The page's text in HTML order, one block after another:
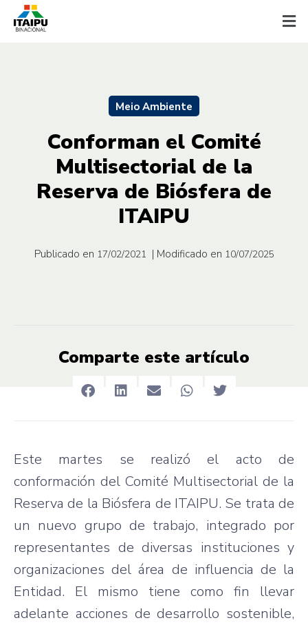
Meio Ambiente
Conforman el Comité
Multisectorial de la
Reserva de Biósfera de
ITAIPU
Publicado en 17/02/2021 | Modificado en 10/07/2025
Comparte este artículo
Este martes se realizó el acto de
conformación del Comité Multisectorial de la
Reserva de la Biósfera de ITAIPU. Se trata de
un nuevo grupo de trabajo, integrado por
representantes de diversas instituciones y
organizaciones del área de influencia de la
Entidad. El mismo tiene como fin llevar
adelante acciones de desarrollo sostenible,